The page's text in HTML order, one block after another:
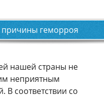
геморроя
нашей страны не
неприятным
В соответствии со